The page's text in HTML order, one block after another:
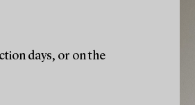
days, or on the